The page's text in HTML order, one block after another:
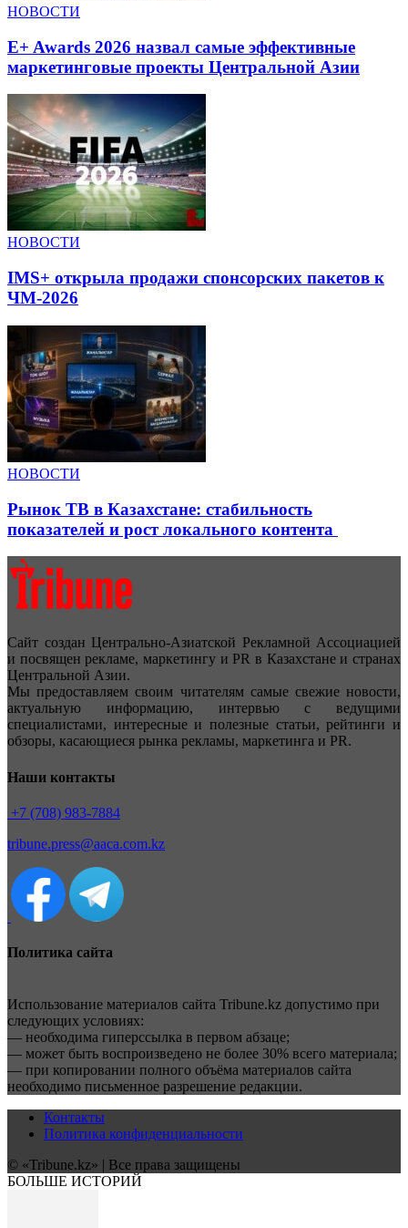
НОВОСТИ
E+ Awards 2026 назвал самые эффективные
маркетинговые проекты Центральной Азии
НОВОСТИ
IMS+ открыла продажи спонсорских пакетов к
ЧМ-2026
НОВОСТИ
Рынок ТВ в Казахстане: стабильность
показателей и рост локального контента
Сайт создан Центрально-Азиатской Рекламной Ассоциацией
и посвящен рекламе, маркетингу и PR в Казахстане и странах
Центральной Азии.
Мы предоставляем своим читателям самые свежие новости,
актуальную информацию, интервью с ведущими
специалистами, интересные и полезные статьи, рейтинги и
обзоры, касающиеся рынка рекламы, маркетинга и PR.
Наши контакты
+7 (708) 983-7884
tribune.press@aaca.com.kz
Политика сайта
Использование материалов сайта Tribune.kz допустимо при
следующих условиях:
— необходима гиперссылка в первом абзаце;
— может быть воспроизведено не более 30% всего материала;
— при копировании полного объёма материалов сайта
необходимо письменное разрешение редакции.
Контакты
Политика конфиденциальности
© «Tribune.kz» | Все права защищены
БОЛЬШЕ ИСТОРИЙ